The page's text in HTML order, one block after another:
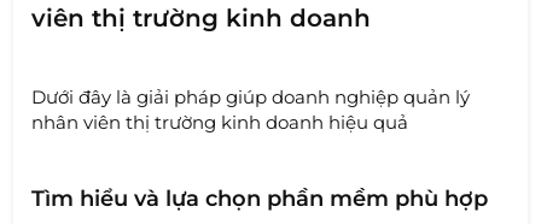
viên thị trường kinh doanh
Dưới đây là giải pháp giúp doanh nghiệp quản lý
nhân viên thị trường kinh doanh hiệu quả
Tìm hiểu và lựa chọn phần mềm phù hợp